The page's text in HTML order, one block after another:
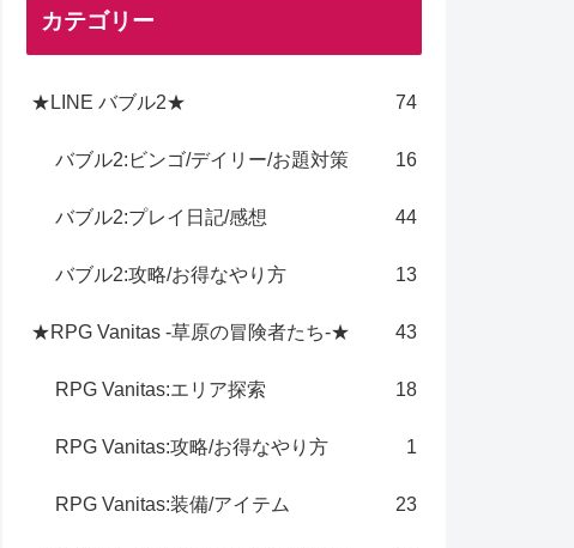
カテゴリー
★LINE バブル2★ 74
バブル2:ビンゴ/デイリー/お題対策 16
バブル2:プレイ日記/感想 44
バブル2:攻略/お得なやり方 13
★RPG Vanitas -草原の冒険者たち-★ 43
RPG Vanitas:エリア探索 18
RPG Vanitas:攻略/お得なやり方 1
RPG Vanitas:装備/アイテム 23